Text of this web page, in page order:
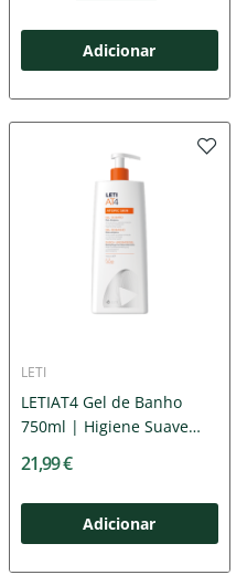
Adicionar
LETI
LETIAT4 Gel de Banho
750ml | Higiene Suave
21,99 €
Adicionar